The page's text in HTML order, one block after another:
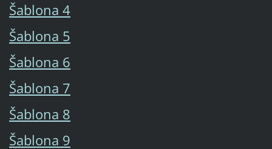
Šablona 4
Šablona 5
Šablona 6
Šablona 7
Šablona 8
Šablona 9